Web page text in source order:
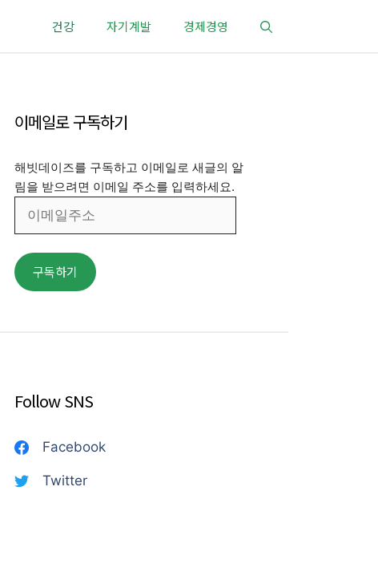
건강 자기계발 경제경영
이메일로 구독하기
해빗데이즈를 구독하고 이메일로 새글의 알
림을 받으려면 이메일 주소를 입력하세요.
주
소
구독하기
Follow SNS
Facebook
Twitter